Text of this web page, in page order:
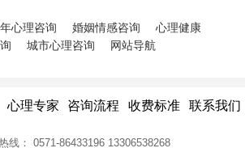
心理咨询 婚姻情感咨询
心理健康
城市心理咨询 网站导航
心理专家 咨询流程 收费标准 联系我们
线： 0571-86433196 13306538268